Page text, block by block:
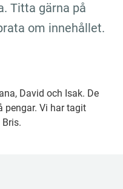
Titta gärna på
om innehållet.
David och Isak. De
pengar. Vi har tagit